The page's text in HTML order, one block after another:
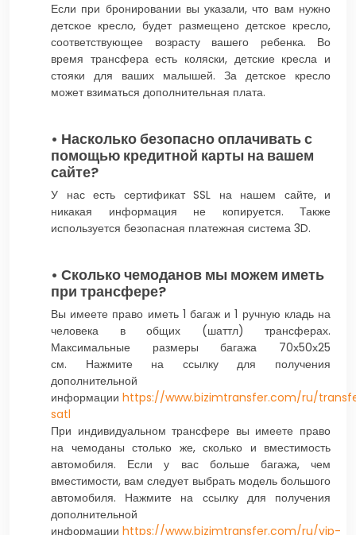
Если при бронировании вы указали, что вам нужно
детское кресло, будет размещено детское кресло,
соответствующее возрасту вашего ребенка. Во
время трансфера есть коляски, детские кресла и
стояки для ваших малышей. За детское кресло
может взиматься дополнительная плата.
• Насколько безопасно оплачивать с
помощью кредитной карты на вашем
сайте?
У нас есть сертификат SSL на нашем сайте, и
никакая информация не копируется. Также
используется безопасная платежная система 3D.
• Сколько чемоданов мы можем иметь
при трансфере?
Вы имеете право иметь 1 багаж и 1 ручную кладь на
человека в общих (шаттл) трансферах.
Максимальные размеры багажа 70х50х25
см. Нажмите на ссылку для получения
дополнительной
информации https://www.bizimtransfer.com/ru/
satl
При индивидуальном трансфере вы имеете право
на чемоданы столько же, сколько и вместимость
автомобиля. Если у вас больше багажа, чем
вместимости, вам следует выбрать модель большого
автомобиля. Нажмите на ссылку для получения
дополнительной
информации https://www.bizimtransfer.com/ru/vip-